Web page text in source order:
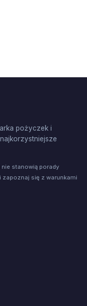
pożyczek i
stanowią porady
się z warunkami